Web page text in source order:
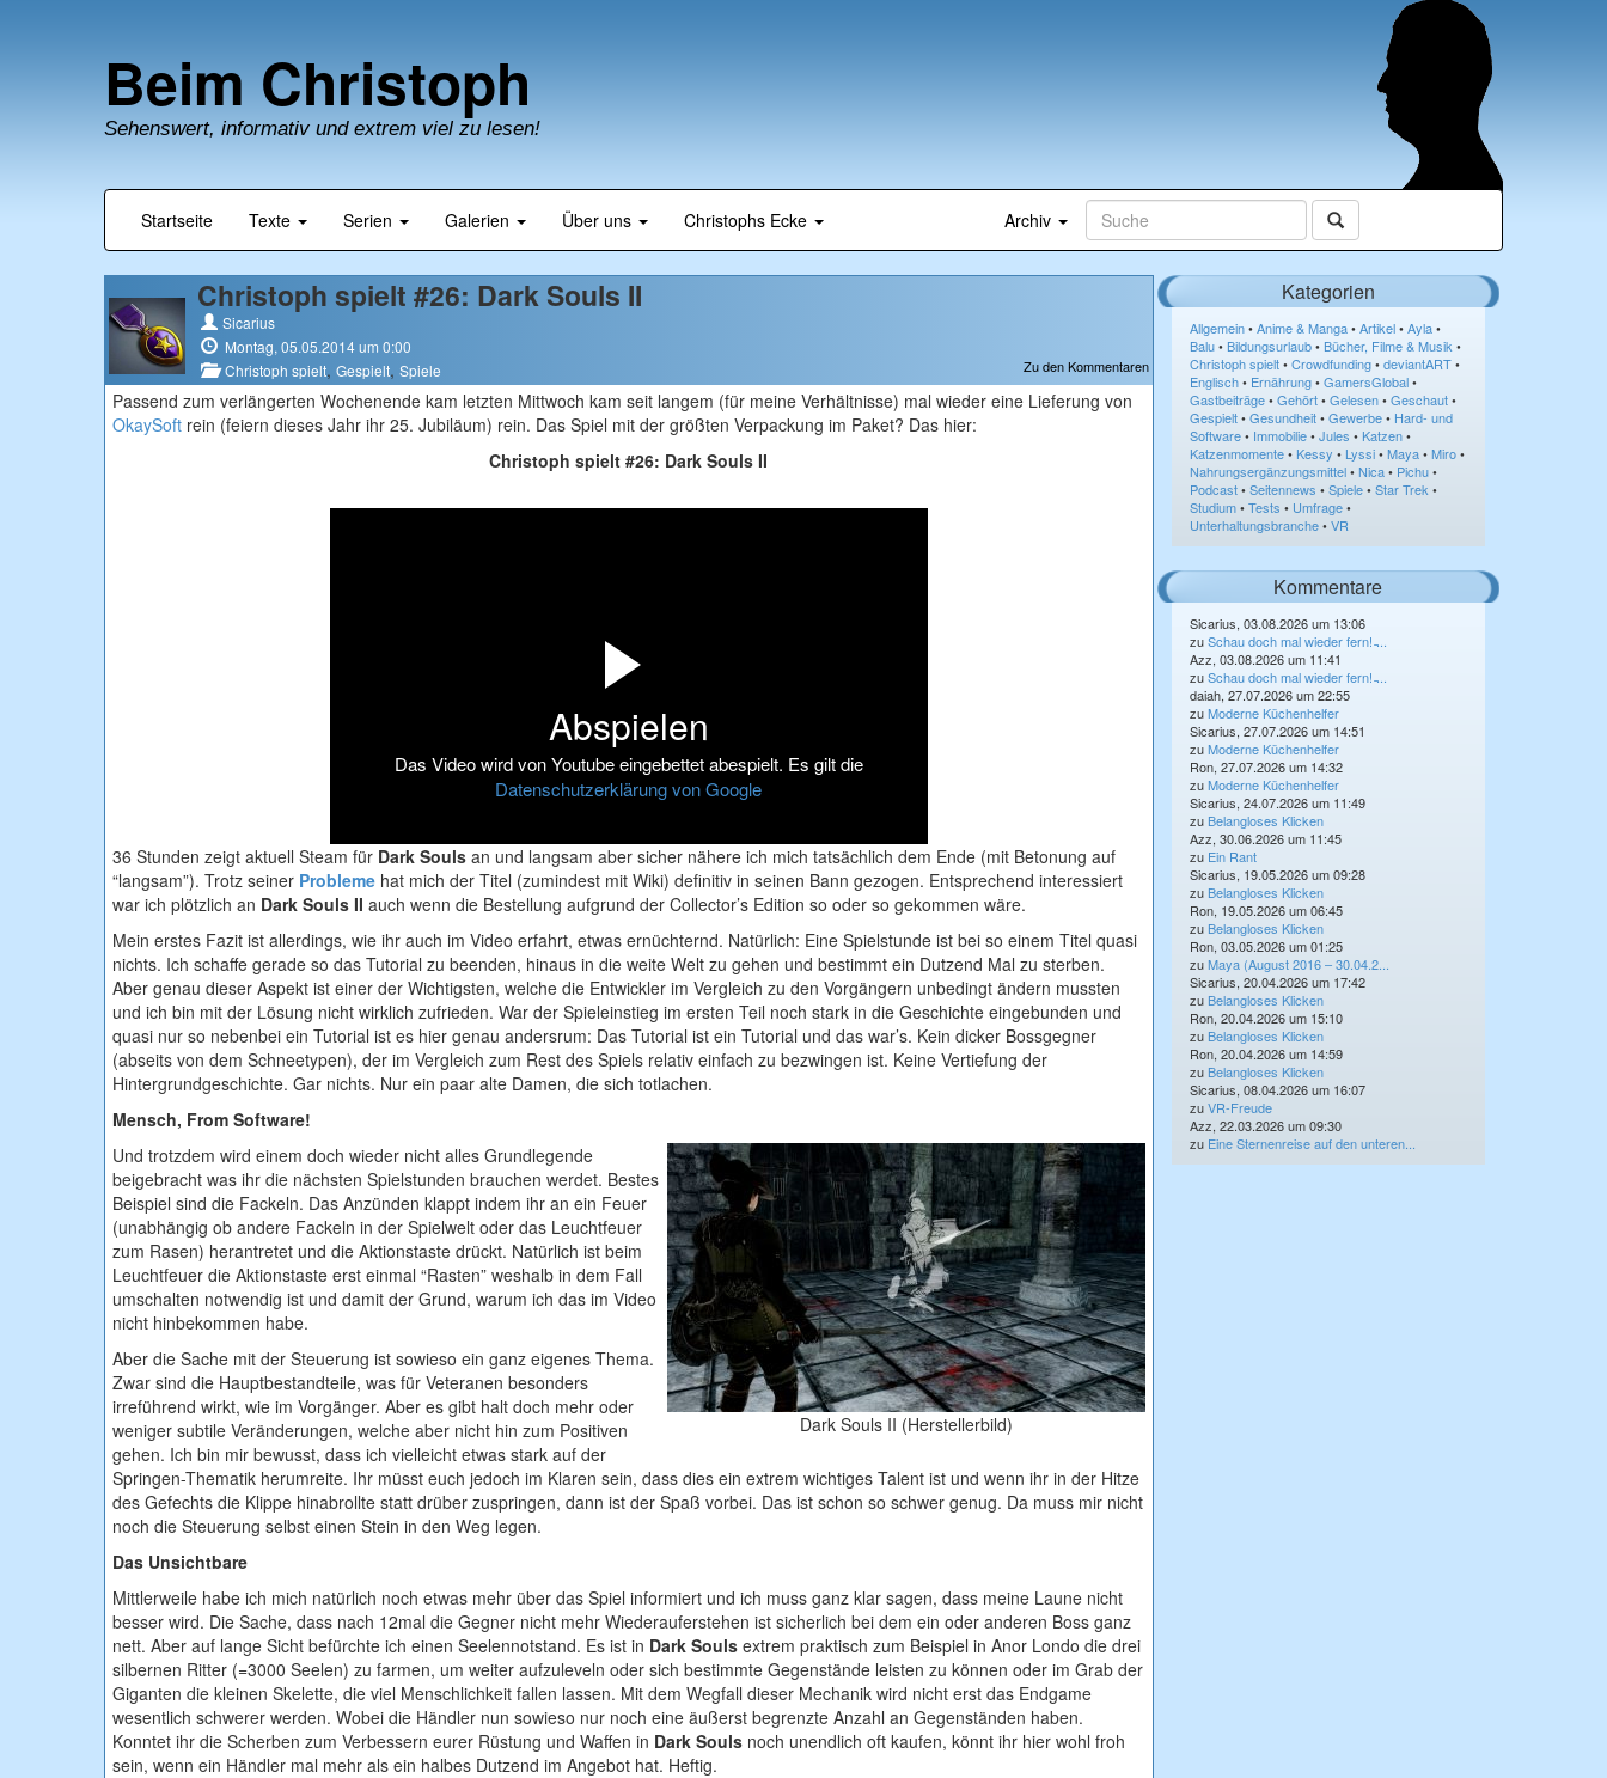
Beim Christoph
Sehenswert, informativ und extrem viel zu lesen!
Startseite Texte Serien Galerien Über uns Christophs Ecke Archiv
Christoph spielt #26: Dark Souls II
Sicarius
Montag, 05.05.2014 um 0:00
Zu den Kommentaren
Christoph spielt, Gespielt, Spiele
Passend zum verlängerten Wochenende kam letzten Mittwoch kam seit langem (für meine Verhältnisse) mal wieder eine Lieferung von
OkaySoft rein (feiern dieses Jahr ihr 25. Jubiläum) rein. Das Spiel mit der größten Verpackung im Paket? Das hier:
Christoph spielt #26: Dark Souls II
Abspielen
Das Video wird von Youtube eingebettet abespielt. Es gilt die
Datenschutzerklärung von Google
36 Stunden zeigt aktuell Steam für Dark Souls an und langsam aber sicher nähere ich mich tatsächlich dem Ende (mit Betonung auf
“langsam”). Trotz seiner Probleme hat mich der Titel (zumindest mit Wiki) definitiv in seinen Bann gezogen. Entsprechend interessiert
war ich plötzlich an Dark Souls II auch wenn die Bestellung aufgrund der Collector’s Edition so oder so gekommen wäre.
Mein erstes Fazit ist allerdings, wie ihr auch im Video erfahrt, etwas ernüchternd. Natürlich: Eine Spielstunde ist bei so einem Titel quasi
nichts. Ich schaffe gerade so das Tutorial zu beenden, hinaus in die weite Welt zu gehen und bestimmt ein Dutzend Mal zu sterben.
Aber genau dieser Aspekt ist einer der Wichtigsten, welche die Entwickler im Vergleich zu den Vorgängern unbedingt ändern mussten
und ich bin mit der Lösung nicht wirklich zufrieden. War der Spieleinstieg im ersten Teil noch stark in die Geschichte eingebunden und
quasi nur so nebenbei ein Tutorial ist es hier genau andersrum: Das Tutorial ist ein Tutorial und das war’s. Kein dicker Bossgegner
(abseits von dem Schneetypen), der im Vergleich zum Rest des Spiels relativ einfach zu bezwingen ist. Keine Vertiefung der
Hintergrundgeschichte. Gar nichts. Nur ein paar alte Damen, die sich totlachen.
Mensch, From Software!
Dark Souls II (Herstellerbild)
Und trotzdem wird einem doch wieder nicht alles Grundlegende
beigebracht was ihr die nächsten Spielstunden brauchen werdet. Bestes
Beispiel sind die Fackeln. Das Anzünden klappt indem ihr an ein Feuer
(unabhängig ob andere Fackeln in der Spielwelt oder das Leuchtfeuer
zum Rasen) herantretet und die Aktionstaste drückt. Natürlich ist beim
Leuchtfeuer die Aktionstaste erst einmal “Rasten” weshalb in dem Fall
umschalten notwendig ist und damit der Grund, warum ich das im Video
nicht hinbekommen habe.
Aber die Sache mit der Steuerung ist sowieso ein ganz eigenes Thema.
Zwar sind die Hauptbestandteile, was für Veteranen besonders
irreführend wirkt, wie im Vorgänger. Aber es gibt halt doch mehr oder
weniger subtile Veränderungen, welche aber nicht hin zum Positiven
gehen. Ich bin mir bewusst, dass ich vielleicht etwas stark auf der
Springen-Thematik herumreite. Ihr müsst euch jedoch im Klaren sein, dass dies ein extrem wichtiges Talent ist und wenn ihr in der Hitze
des Gefechts die Klippe hinabrollte statt drüber zuspringen, dann ist der Spaß vorbei. Das ist schon so schwer genug. Da muss mir nicht
noch die Steuerung selbst einen Stein in den Weg legen.
Das Unsichtbare
Mittlerweile habe ich mich natürlich noch etwas mehr über das Spiel informiert und ich muss ganz klar sagen, dass meine Laune nicht
besser wird. Die Sache, dass nach 12mal die Gegner nicht mehr Wiederauferstehen ist sicherlich bei dem ein oder anderen Boss ganz
nett. Aber auf lange Sicht befürchte ich einen Seelennotstand. Es ist in Dark Souls extrem praktisch zum Beispiel in Anor Londo die drei
silbernen Ritter (=3000 Seelen) zu farmen, um weiter aufzuleveln oder sich bestimmte Gegenstände leisten zu können oder im Grab der
Giganten die kleinen Skelette, die viel Menschlichkeit fallen lassen. Mit dem Wegfall dieser Mechanik wird nicht erst das Endgame
wesentlich schwerer werden. Wobei die Händler nun sowieso nur noch eine äußerst begrenzte Anzahl an Gegenständen haben.
Konntet ihr die Scherben zum Verbessern eurer Rüstung und Waffen in Dark Souls noch unendlich oft kaufen, könnt ihr hier wohl froh
sein, wenn ein Händler mal mehr als ein halbes Dutzend im Angebot hat. Heftig.
Kategorien
Allgemein • Anime & Manga • Artikel • Ayla •
Balu • Bildungsurlaub • Bücher, Filme & Musik •
Christoph spielt • Crowdfunding • deviantART •
Englisch • Ernährung • GamersGlobal •
Gastbeiträge • Gehört • Gelesen • Geschaut •
Gespielt • Gesundheit • Gewerbe • Hard- und
Software • Immobilie • Jules • Katzen •
Katzenmomente • Kessy • Lyssi • Maya • Miro •
Nahrungsergänzungsmittel • Nica • Pichu •
Podcast • Seitennews • Spiele • Star Trek •
Studium • Tests • Umfrage •
Unterhaltungsbranche • VR
Kommentare
Sicarius, 03.08.2026 um 13:06
zuSchau doch mal wieder fern! ̵...
Azz, 03.08.2026 um 11:41
zuSchau doch mal wieder fern! ̵...
daiah, 27.07.2026 um 22:55
zuModerne Küchenhelfer
Sicarius, 27.07.2026 um 14:51
zuModerne Küchenhelfer
Ron, 27.07.2026 um 14:32
zuModerne Küchenhelfer
Sicarius, 24.07.2026 um 11:49
zu Belangloses Klicken
Azz, 30.06.2026 um 11:45
zu Ein Rant
Sicarius, 19.05.2026 um 09:28
zu Belangloses Klicken
Ron, 19.05.2026 um 06:45
zu Belangloses Klicken
Ron, 03.05.2026 um 01:25
zuMaya (August 2016 – 30.04.2...
Sicarius, 20.04.2026 um 17:42
zu Belangloses Klicken
Ron, 20.04.2026 um 15:10
zu Belangloses Klicken
Ron, 20.04.2026 um 14:59
zu Belangloses Klicken
Sicarius, 08.04.2026 um 16:07
zuVR-Freude
Azz, 22.03.2026 um 09:30
zu Eine Sternenreise auf den unteren...